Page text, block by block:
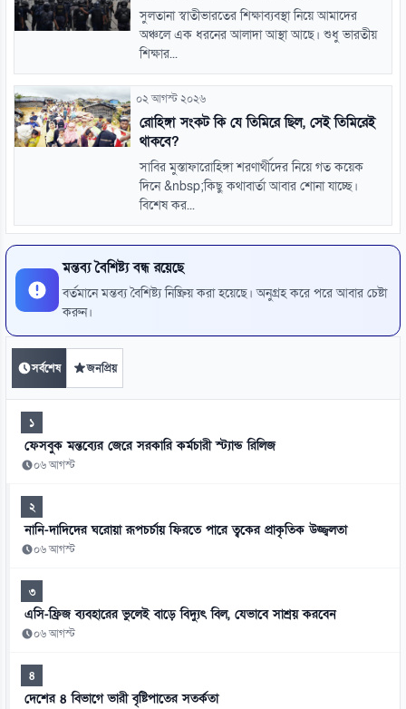
সুলতানা স্বাতীভারতের শিক্ষাব্যবস্থা নিয়ে আমাদের
অঞ্চলে এক ধরনের আলাদা আস্থা আছে। শুধু ভারতীয়
শিক্ষার...
০২ আগস্ট ২০২৬
রোহিঙ্গা সংকট কি যে তিমিরে ছিল, সেই তিমিরেই
থাকবে?
সাবির মুস্তাফারোহিঙ্গা শরণার্থীদের নিয়ে গত কয়েক
দিনে &nbsp;কিছু কথাবার্তা আবার শোনা যাচ্ছে।
বিশেষ কর...
মন্তব্য বৈশিষ্ট্য বন্ধ রয়েছে
বর্তমানে মন্তব্য বৈশিষ্ট্য নিষ্ক্রিয় করা হয়েছে। অনুগ্রহ করে পরে আবার চেষ্টা
করুন।
সর্বশেষ জনপ্রিয়
১
ফেসবুক মন্তব্যের জেরে সরকারি কর্মচারী স্ট্যান্ড রিলিজ
০৬ আগস্ট
২
নানি-দাদিদের ঘরোয়া রূপচর্চায় ফিরতে পারে ত্বকের প্রাকৃতিক উজ্জ্বলতা
০৬ আগস্ট
৩
এসি-ফ্রিজ ব্যবহারের ভুলেই বাড়ে বিদ্যুৎ বিল, যেভাবে সাশ্রয় করবেন
০৬ আগস্ট
৪
দেশের ৪ বিভাগে ভারী বৃষ্টিপাতের সতর্কতা